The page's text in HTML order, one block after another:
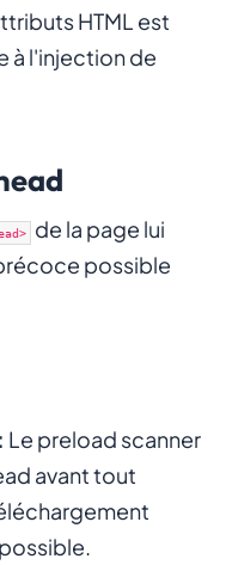
HTML est
à l'injection de
de la page lui
possible
Le preload scanner
avant tout